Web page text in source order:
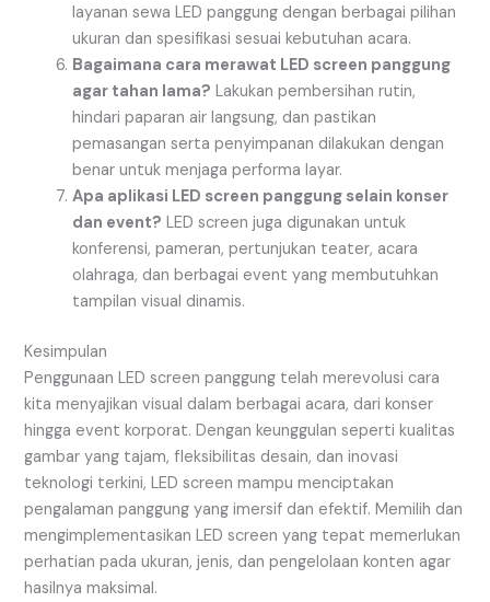
layanan sewa LED panggung dengan berbagai pilihan
ukuran dan spesifikasi sesuai kebutuhan acara.
Bagaimana cara merawat LED screen panggung
agar tahan lama? Lakukan pembersihan rutin,
hindari paparan air langsung, dan pastikan
pemasangan serta penyimpanan dilakukan dengan
benar untuk menjaga performa layar.
Apa aplikasi LED screen panggung selain konser
dan event? LED screen juga digunakan untuk
konferensi, pameran, pertunjukan teater, acara
olahraga, dan berbagai event yang membutuhkan
tampilan visual dinamis.
Kesimpulan
Penggunaan LED screen panggung telah merevolusi cara
kita menyajikan visual dalam berbagai acara, dari konser
hingga event korporat. Dengan keunggulan seperti kualitas
gambar yang tajam, fleksibilitas desain, dan inovasi
teknologi terkini, LED screen mampu menciptakan
pengalaman panggung yang imersif dan efektif. Memilih dan
mengimplementasikan LED screen yang tepat memerlukan
perhatian pada ukuran, jenis, dan pengelolaan konten agar
hasilnya maksimal.